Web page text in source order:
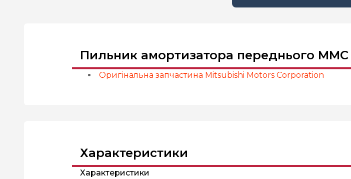
Пильник амортизатора переднього MMC
Оригінальна запчастина Mitsubishi Motors Corporation
Характеристики
Характеристики